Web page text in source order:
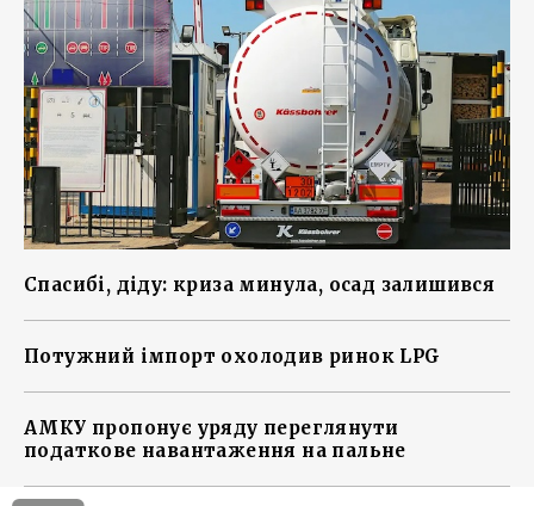
Спасибі, діду: криза минула, осад залишився
Потужний імпорт охолодив ринок LPG
АМКУ пропонує уряду переглянути
податкове навантаження на пальне